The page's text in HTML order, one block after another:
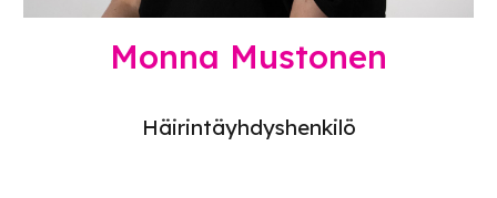
Monna Mustonen
Häirintäyhdyshenkilö